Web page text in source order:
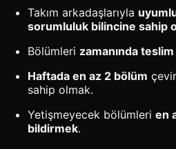
Takım arkadaşlarıyla
sorumluluk bilincine sahip
Bölümleri zamanında
Haftada en az 2 bölüm
sahip olmak.
Yetişmeyecek bölümleri en
bildirmek.